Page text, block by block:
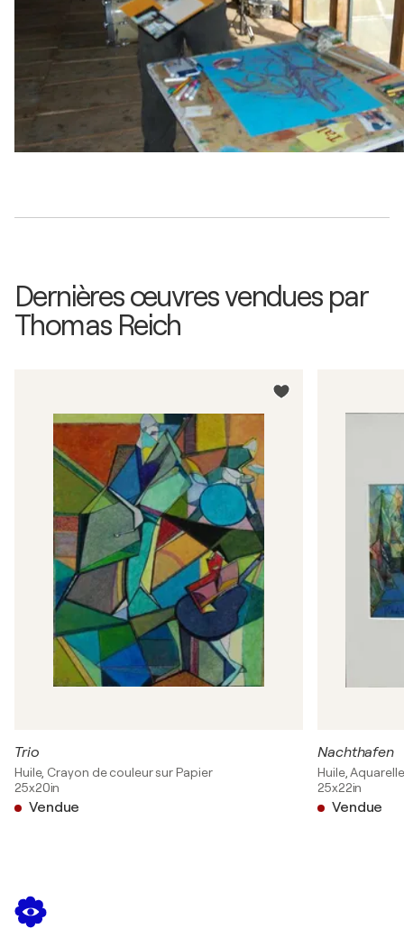
Dernières œuvres vendues par
Thomas Reich
Trio
Huile, Crayon de couleur sur Papier
25x20in
Vendue
Nachthafen
Huile,
25x22in
Vendue